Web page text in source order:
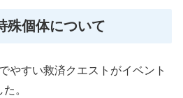
殊個体について
やすい救済クエストがイベント
。